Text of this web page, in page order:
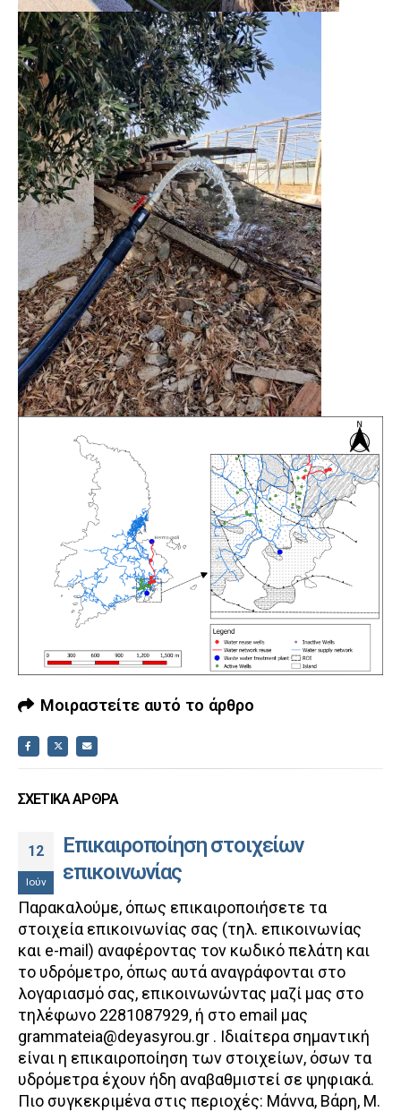
Μοιραστείτε αυτό το άρθρο
ΣΧΕΤΙΚΆ ΆΡΘΡΑ
12
Ιούν
Επικαιροποίηση στοιχείων
επικοινωνίας
Παρακαλούμε, όπως επικαιροποιήσετε τα
στοιχεία επικοινωνίας σας (τηλ. επικοινωνίας
και e-mail) αναφέροντας τον κωδικό πελάτη και
το υδρόμετρο, όπως αυτά αναγράφονται στο
λογαριασμό σας, επικοινωνώντας μαζί μας στο
τηλέφωνο 2281087929, ή στο email μας
grammateia@deyasyrou.gr . Ιδιαίτερα σημαντική
είναι η επικαιροποίηση των στοιχείων, όσων τα
υδρόμετρα έχουν ήδη αναβαθμιστεί σε ψηφιακά.
Πιο συγκεκριμένα στις περιοχές: Μάννα, Βάρη, Μ.